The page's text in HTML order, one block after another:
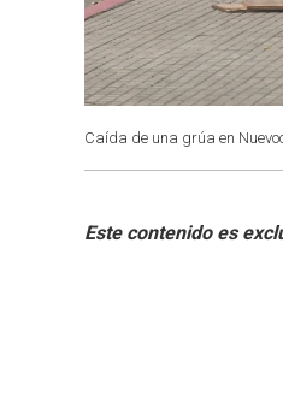
Caída de una grúa en